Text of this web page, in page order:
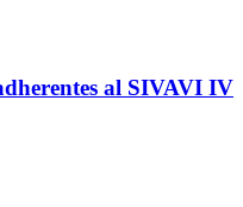
al SIVAVI IV